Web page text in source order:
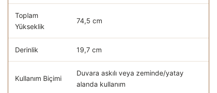
Toplam
Yükseklik
74,5 cm
Derinlik 19,7 cm
Kullanım Biçimi
Duvara askılı veya zeminde/yatay
alanda kullanım